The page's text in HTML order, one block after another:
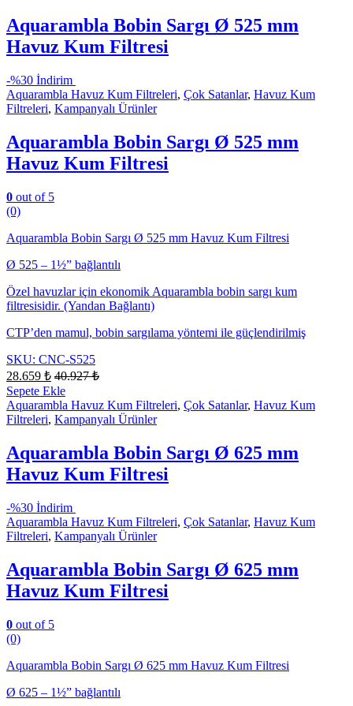
Aquarambla Bobin Sargı Ø 525 mm
Havuz Kum Filtresi
-%30 İndirim
Aquarambla Havuz Kum Filtreleri, Çok Satanlar, Havuz Kum
Filtreleri, Kampanyalı Ürünler
Aquarambla Bobin Sargı Ø 525 mm
Havuz Kum Filtresi
0 out of 5
(0)
Aquarambla Bobin Sargı Ø 525 mm Havuz Kum Filtresi
Ø 525 – 1½” bağlantılı
Özel havuzlar için ekonomik Aquarambla bobin sargı kum
filtresisidir. (Yandan Bağlantı)
CTP’den mamul, bobin sargılama yöntemi ile güçlendirilmiş
SKU: CNC-S525
28.659 ₺ 40.927₺
Sepete Ekle
Aquarambla Havuz Kum Filtreleri, Çok Satanlar, Havuz Kum
Filtreleri, Kampanyalı Ürünler
Aquarambla Bobin Sargı Ø 625 mm
Havuz Kum Filtresi
-%30 İndirim
Aquarambla Havuz Kum Filtreleri, Çok Satanlar, Havuz Kum
Filtreleri, Kampanyalı Ürünler
Aquarambla Bobin Sargı Ø 625 mm
Havuz Kum Filtresi
0 out of 5
(0)
Aquarambla Bobin Sargı Ø 625 mm Havuz Kum Filtresi
Ø 625 – 1½” bağlantılı